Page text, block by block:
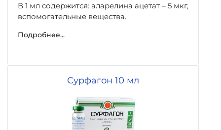
В 1 мл содержится: аларелина ацетат – 5 мкг,
вспомогательные вещества.
Подробнее...
Сурфагон 10 мл